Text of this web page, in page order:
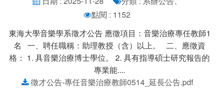
點閱 : 1152
東海大學音樂學系徵才公告 應徵項目：音樂治療專任教師1
名 一、聘任職稱：助理教授（含）以上。 二、應徵資
格： 1. 具音樂治療博士學位。 2. 具有指導碩士研究報告的
專業能....
徵才公告-專任音樂治療教師0514_延長公告.pdf